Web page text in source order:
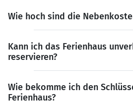
Wie hoch sind die
Kann ich das Ferienhaus
reservieren?
Wie bekomme ich den
Ferienhaus?